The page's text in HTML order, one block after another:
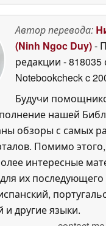
Автор перевода:
(Ninh Ngoc Duy)-
редакции - 818035
Notebookcheckc
Будучи
нашей
обзоры с самых
Помимо
интересные
их
и другие языки.